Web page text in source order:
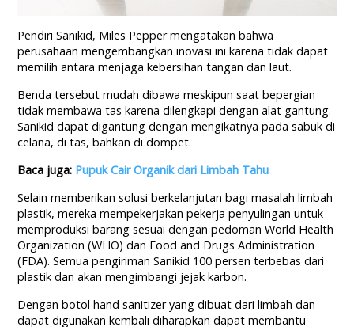
Pendiri Sanikid, Miles Pepper mengatakan bahwa
perusahaan mengembangkan inovasi ini karena tidak dapat
memilih antara menjaga kebersihan tangan dan laut.
Benda tersebut mudah dibawa meskipun saat bepergian
tidak membawa tas karena dilengkapi dengan alat gantung.
Sanikid dapat digantung dengan mengikatnya pada sabuk di
celana, di tas, bahkan di dompet.
Baca juga: Pupuk Cair Organik dari Limbah Tahu
Selain memberikan solusi berkelanjutan bagi masalah limbah
plastik, mereka mempekerjakan pekerja penyulingan untuk
memproduksi barang sesuai dengan pedoman World Health
Organization (WHO) dan Food and Drugs Administration
(FDA). Semua pengiriman Sanikid 100 persen terbebas dari
plastik dan akan mengimbangi jejak karbon.
Dengan botol hand sanitizer yang dibuat dari limbah dan
dapat digunakan kembali diharapkan dapat membantu